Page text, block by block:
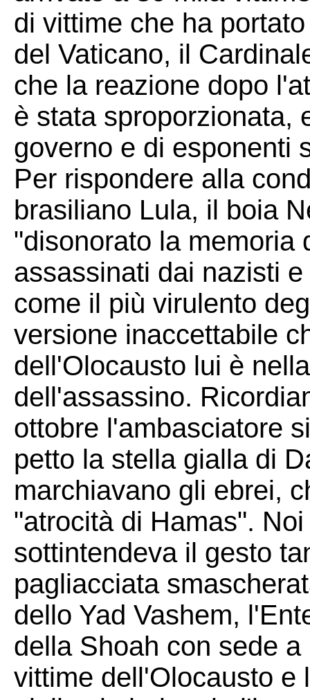
di vittime che ha
del Vaticano, il
che la reazione dopo
è stata sproporzionata,
governo e di esponenti
Per rispondere alla
brasiliano Lula, il boia
"disonorato la memoria
assassinati dai nazisti
come il più virulento
versione inaccettabile
dell'Olocausto lui è
dell'assassino.
ottobre l'ambasciatore
petto la stella gialla di
marchiavano gli ebrei,
"atrocità di Hamas".
sottintendeva il gesto
pagliacciata
dello Yad Vashem,
della Shoah con sede
vittime dell'Olocausto e